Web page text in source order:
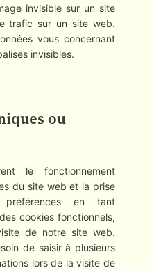
invisible sur un site
trafic sur un site web.
vous concernant
invisibles.
ou
le fonctionnement
du site web et la prise
en tant
cookies fonctionnels,
de notre site web.
de saisir à plusieurs
lors de la visite de